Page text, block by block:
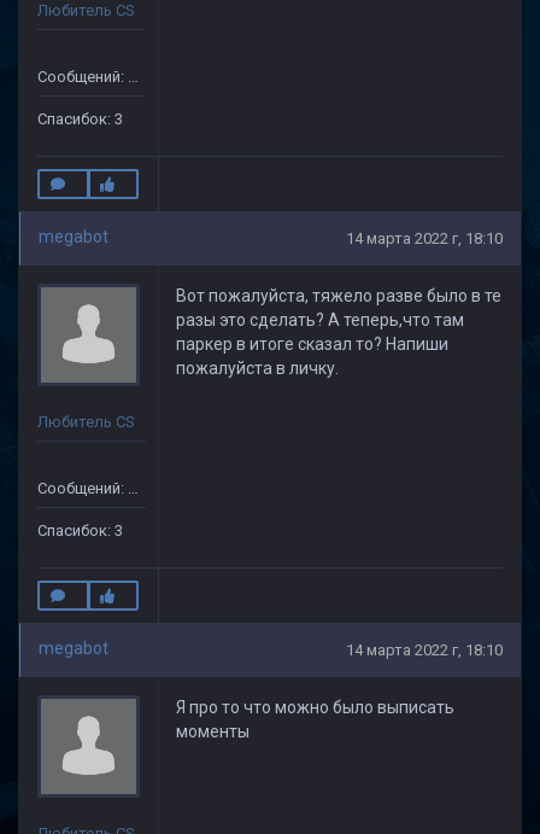
Любитель CS
Сообщений: 41
Спасибок: 3
megabot 14 марта 2022 г, 18:10
Любитель CS
Сообщений: 41
Спасибок: 3
Вот пожалуйста, тяжело разве было в те
разы это сделать? А теперь,что там
паркер в итоге сказал то? Напиши
пожалуйста в личку.
megabot 14 марта 2022 г, 18:10
Я про то что можно было выписать
моменты